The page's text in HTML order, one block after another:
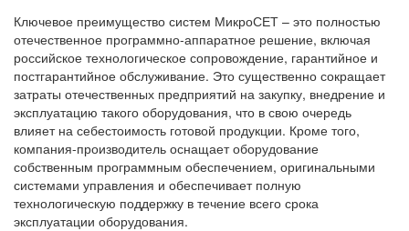
Ключевое преимущество систем МикроСЕТ – это полностью
отечественное программно-аппаратное решение, включая
российское технологическое сопровождение, гарантийное и
постгарантийное обслуживание. Это существенно сокращает
затраты отечественных предприятий на закупку, внедрение и
эксплуатацию такого оборудования, что в свою очередь
влияет на себестоимость готовой продукции. Кроме того,
компания-производитель оснащает оборудование
собственным программным обеспечением, оригинальными
системами управления и обеспечивает полную
технологическую поддержку в течение всего срока
эксплуатации оборудования.